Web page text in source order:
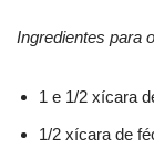
Ingredientes para
1 e 1/2 xícara
1/2 xícara de